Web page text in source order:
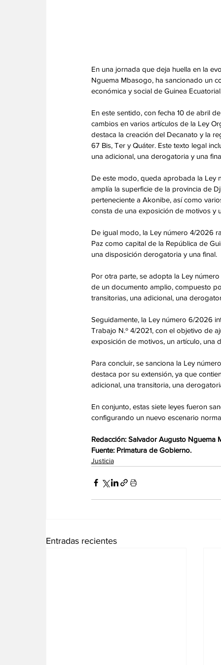
En una jornada que deja huella en la
Nguema Mbasogo, ha sancionado un
económica y social de Guinea
En este sentido, con fecha 10 de abril
cambios en varios artículos de la Ley
destaca la creación del Decanato y la
67 Bis, Ter y Quáter. Este texto legal
una adicional, una derogatoria y una
De este modo, queda aprobada la Ley
amplía la superficie de la provincia de
perteneciente a Akonibe, así como
consta de una exposición de motivos y
De igual modo, la Ley número 4/2026
Paz como capital de la República de
una disposición derogatoria y una final.
Por otra parte, se adopta la Ley
de un documento amplio, compuesto
transitorias, una adicional, una
Seguidamente, la Ley número 6/2026
Trabajo N.º 4/2021, con el objetivo de
exposición de motivos, un artículo, una
Para concluir, se sanciona la Ley
destaca por su extensión, ya que
adicional, una transitoria, una
En conjunto, estas siete leyes fueron
configurando un nuevo escenario
Redacción: Salvador Augusto Nguema
Fuente: Primatura de Gobierno.
Justicia
Entradas recientes